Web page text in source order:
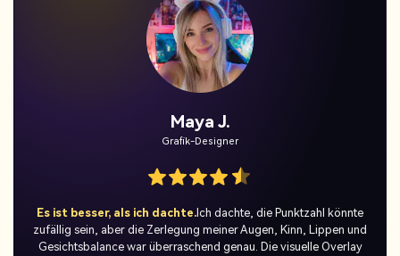
Jordan Pass.
Temporäre Benutzer
Die perfekte TikTok-Überraschung. Ich habe mich dem
TikTok-Trend „Rate My Face AI“ mit Selfie-Ergebnissen von
Media.io angeschlossen, und die Leute können nicht glauben, wie